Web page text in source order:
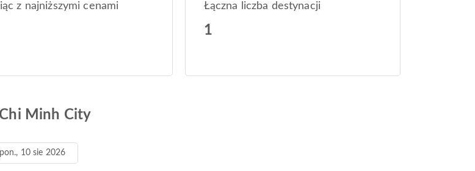
z najniższymi cenami Łączna liczba destynacji
1
Minh City
pon., 10 sie 2026